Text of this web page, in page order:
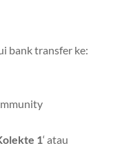
bank transfer ke:
1‘ atau